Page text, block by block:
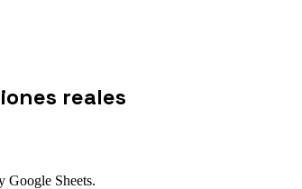
reales
Google Sheets.